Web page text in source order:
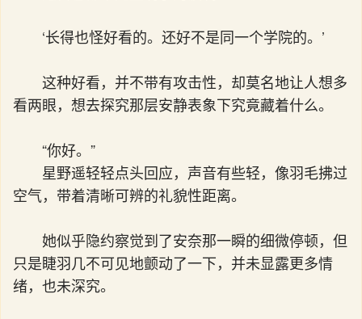
‘长得也怪好看的。还好不是同一个学院的。’
这种好看，并不带有攻击性，却莫名地让人想多
看两眼，想去探究那层安静表象下究竟藏着什么。
“你好。”
星野遥轻轻点头回应，声音有些轻，像羽毛拂过
空气，带着清晰可辨的礼貌性距离。
她似乎隐约察觉到了安奈那一瞬的细微停顿，但
只是睫羽几不可见地颤动了一下，并未显露更多情
绪，也未深究。